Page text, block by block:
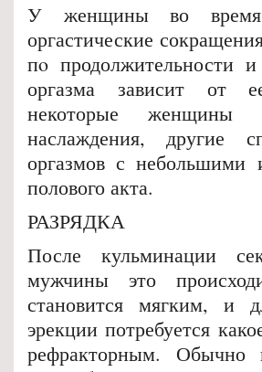
У женщины во время
оргастические
пo продолжительности
оргазма зависит от
некоторые женщины
наслаждения, другие
оргазмов с небольшими
полового акта.
РАЗРЯДКА
После кульминации
мужчины это
становится мягким, и
эрекции потребуется
рефракторным. Обычно